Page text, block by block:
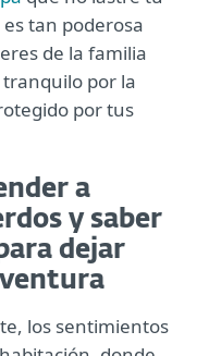
tan poderosa
de la familia
por la
por tus
a
y saber
dejar
los sentimientos